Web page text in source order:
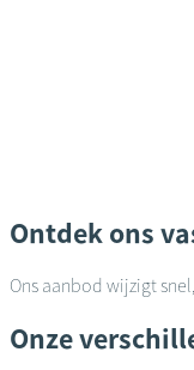
Ontdek ons
Ons aanbod wijzigt
Onze